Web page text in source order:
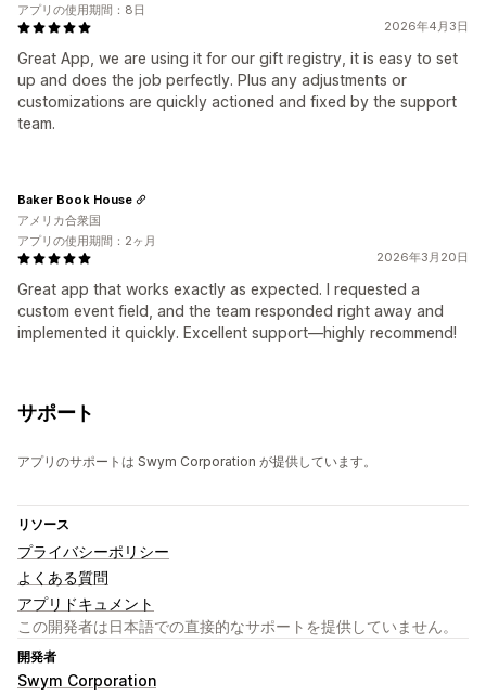
2026年4月3日
Great App, we are using it for our gift registry, it is easy to set
up and does the job perfectly. Plus any adjustments or
customizations are quickly actioned and fixed by the support
team.
アプリの使用期間：8日
2026年3月20日
Great app that works exactly as expected. I requested a
custom event field, and the team responded right away and
implemented it quickly. Excellent support—highly recommend!
Baker Book House
アメリカ合衆国
アプリの使用期間：2ヶ月
サポート
アプリのサポートは Swym Corporation が提供しています。
リソース
プライバシーポリシー
よくある質問
アプリドキュメント
この開発者は日本語での直接的なサポートを提供していません。
開発者
Swym Corporation